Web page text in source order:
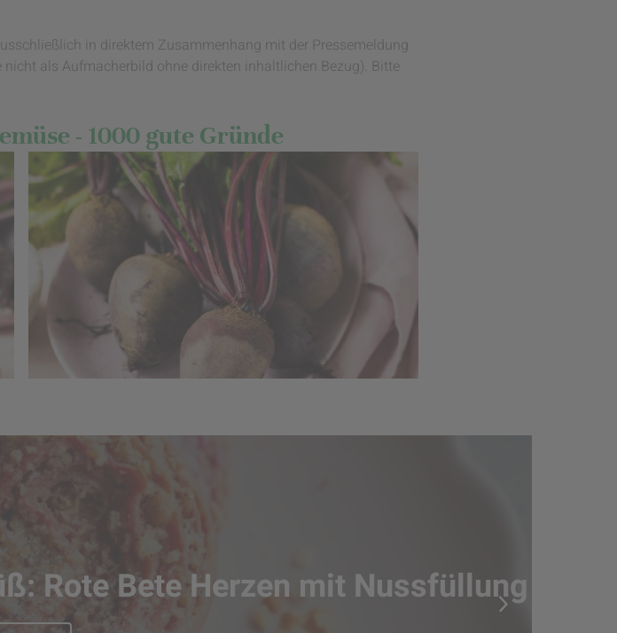
in direktem Zusammenhang mit der Pressemeldung
als Aufmacherbild ohne direkten inhaltlichen Bezug). Bitte
- 1000 gute Gründe
Rote Bete Herzen mit Nussfüllung